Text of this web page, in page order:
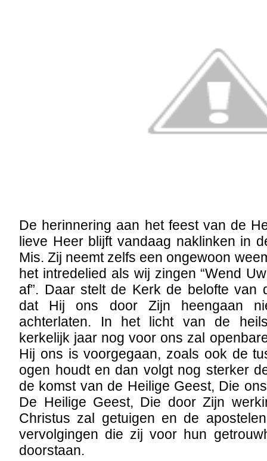
De herinnering aan het feest van de
lieve Heer blijft vandaag naklinken in
Mis. Zij neemt zelfs een ongewoon
het intredelied als wij zingen “Wend
af”. Daar stelt de Kerk de belofte van
dat Hij ons door Zijn heengaan
achterlaten. In het licht van de
kerkelijk jaar nog voor ons zal
Hij ons is voorgegaan, zoals ook de
ogen houdt en dan volgt nog sterker
de komst van de Heilige Geest, Die
De Heilige Geest, Die door Zijn
Christus zal getuigen en de
vervolgingen die zij voor hun
doorstaan.